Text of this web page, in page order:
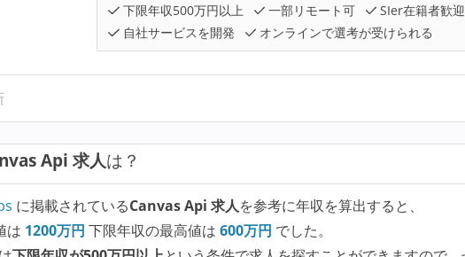
下限年収500万円以上 一部リモート可 SIer在籍者歓迎
自社サービスを開発
オンラインで選考が受けられる
Api 求人は？
に掲載されているCanvas Api 求人を参考に年収を算出すると、
は 1200万円 下限年収の最高値は 600万円 でした。